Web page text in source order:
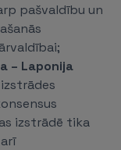
pašvaldību un
– Laponija
izstrādē tika